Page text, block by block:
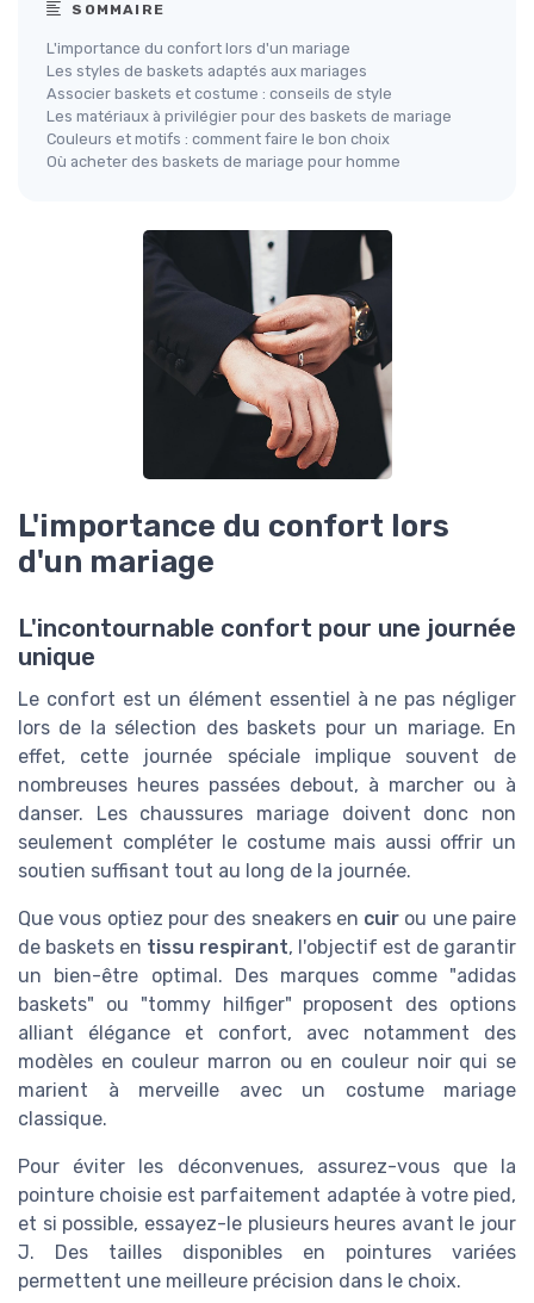
SOMMAIRE
L'importance du confort lors d'un mariage
Les styles de baskets adaptés aux mariages
Associer baskets et costume : conseils de style
Les matériaux à privilégier pour des baskets de mariage
Couleurs et motifs : comment faire le bon choix
Où acheter des baskets de mariage pour homme
L'importance du confort lors
d'un mariage
L'incontournable confort pour une journée
unique
Le confort est un élément essentiel à ne pas négliger
lors de la sélection des baskets pour un mariage. En
effet, cette journée spéciale implique souvent de
nombreuses heures passées debout, à marcher ou à
danser. Les chaussures mariage doivent donc non
seulement compléter le costume mais aussi offrir un
soutien suffisant tout au long de la journée.
Que vous optiez pour des sneakers en cuir ou une paire
de baskets en tissu respirant, l'objectif est de garantir
un bien-être optimal. Des marques comme "adidas
baskets" ou "tommy hilfiger" proposent des options
alliant élégance et confort, avec notamment des
modèles en couleur marron ou en couleur noir qui se
marient à merveille avec un costume mariage
classique.
Pour éviter les déconvenues, assurez-vous que la
pointure choisie est parfaitement adaptée à votre pied,
et si possible, essayez-le plusieurs heures avant le jour
J. Des tailles disponibles en pointures variées
permettent une meilleure précision dans le choix.